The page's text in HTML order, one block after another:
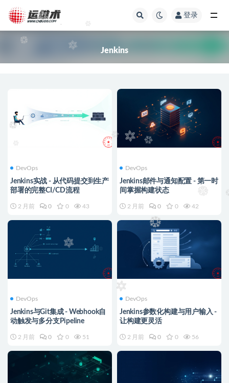
登录
Jenkins
DevOps
Jenkins实战 - 从代码提交到生产
部署的完整CI/CD流程
2 月前 0 0 43
DevOps
Jenkins邮件与通知配置 - 第一时
间掌握构建状态
2 月前 0 0 42
DevOps
Jenkins与Git集成 - Webhook自
动触发与多分支Pipeline
2 月前 0 0 51
DevOps
Jenkins参数化构建与用户输入 -
让构建更灵活
2 月前 0 0 56